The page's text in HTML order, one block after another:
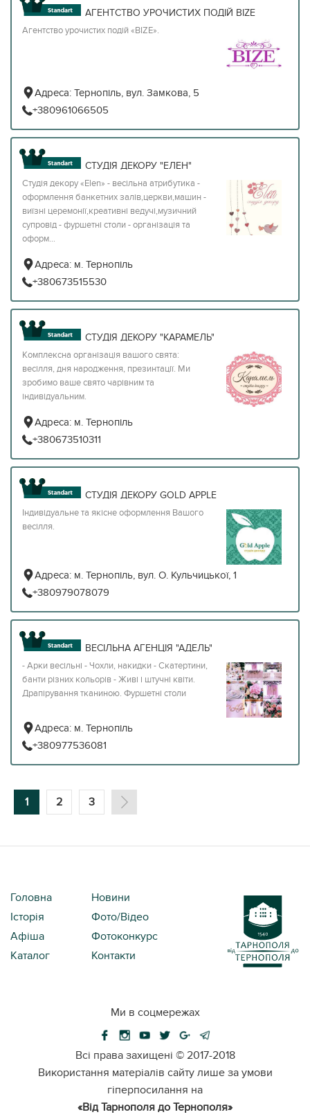
АГЕНТСТВО УРОЧИСТИХ ПОДІЙ BIZE
Агентство урочистих подій «BIZE».
Адреса: Тернопіль, вул. Замкова, 5
+380961066505
СТУДІЯ ДЕКОРУ "ЕЛЕН"
Студія декору «Elen» - весільна атрибутика -
оформлення банкетних залів,церкви,машин -
виїзні церемонії,креативні ведучі,музичний
супровід - фуршетні столи - організація та
оформ...
Адреса: м. Тернопіль
+380673515530
СТУДІЯ ДЕКОРУ "КАРАМЕЛЬ"
Комплексна організація вашого свята:
весілля, дня народження, презинтації. Ми
зробимо ваше свято чарівним та
індивідуальним.
Адреса: м. Тернопіль
+380673510311
СТУДІЯ ДЕКОРУ GOLD APPLE
Індивідуальне та якісне оформлення Вашого
весілля.
Адреса: м. Тернопіль, вул. О. Кульчицької, 1
+380979078079
ВЕСІЛЬНА АГЕНЦІЯ "АДЕЛЬ"
- Арки весільні - Чохли, накидки - Скатертини,
банти різних кольорів - Живі і штучні квіти.
Драпірування тканиною. Фуршетні столи
Адреса: м. Тернопіль
+380977536081
1 2 3
Головна
Новини
Історія
Фото/Відео
Афіша
Фотоконкурс
Каталог
Контакти
Ми в соцмережах
Всі права захищені © 2017-2018
Використання матеріалів сайту лише за умови
гіперпосилання на
«Від Тарнополя до Тернополя»